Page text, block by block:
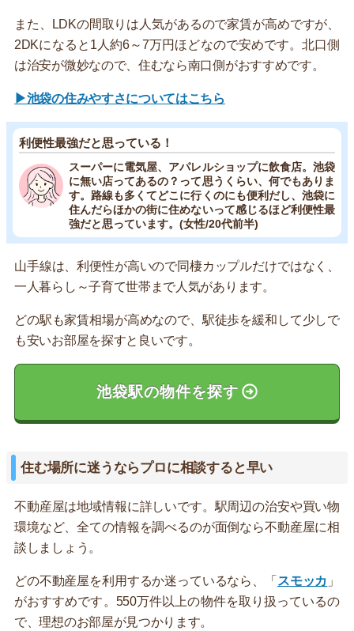
また、LDKの間取りは人気があるので家賃が高めですが、
2DKになると1人約6～7万円ほどなので安めです。北口側
は治安が微妙なので、住むなら南口側がおすすめです。
▶池袋の住みやすさについてはこちら
利便性最強だと思っている！
スーパーに電気屋、アパレルショップに飲食店。池袋
に無い店ってあるの？って思うくらい、何でもありま
す。路線も多くてどこに行くのにも便利だし、池袋に
住んだらほかの街に住めないって感じるほど利便性最
強だと思っています。(女性/20代前半)
山手線は、利便性が高いので同棲カップルだけではなく、
一人暮らし～子育て世帯まで人気があります。
どの駅も家賃相場が高めなので、駅徒歩を緩和して少しで
も安いお部屋を探すと良いです。
池袋駅の物件を探す
住む場所に迷うならプロに相談すると早い
不動産屋は地域情報に詳しいです。駅周辺の治安や買い物
環境など、全ての情報を調べるのが面倒なら不動産屋に相
談しましょう。
どの不動産屋を利用するか迷っているなら、「 スモッカ 」
がおすすめです。550万件以上の物件を取り扱っているの
で、理想のお部屋が見つかります。